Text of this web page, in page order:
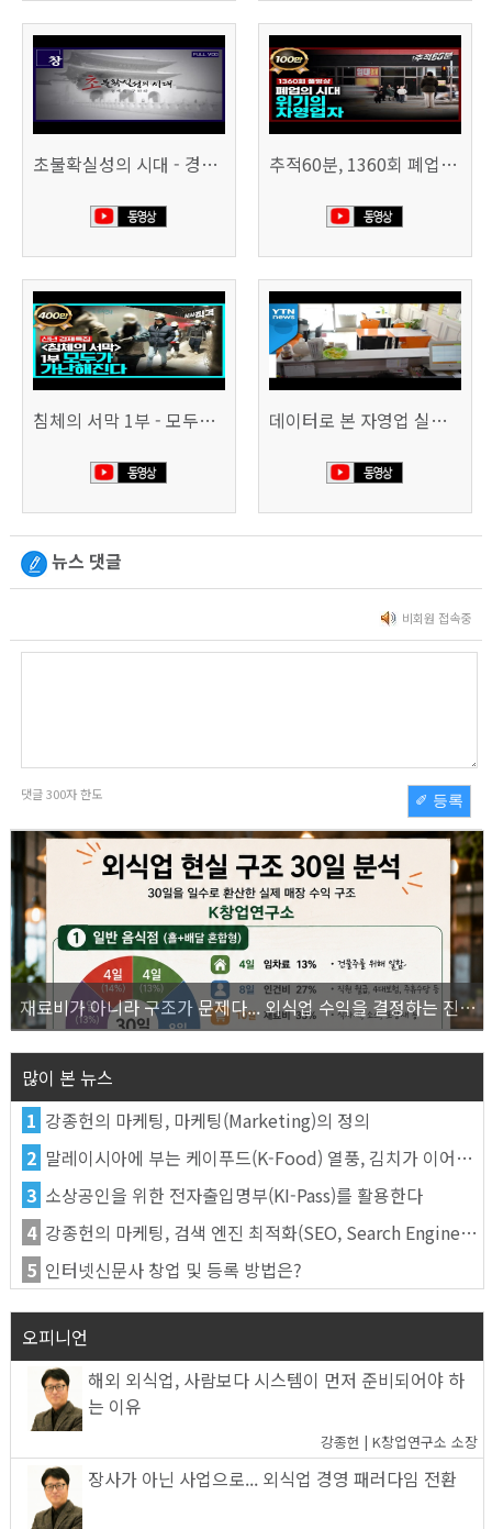
초불확실성의 시대 - 경제를 구하라 494회 (KBS 25.2.11) 추적60분, 1360회 폐업의 시대, 위기의 자영업자
침체의 서막 1부 - 모두가 가난해진다 | 시사직격 신년특집 데이터로 본 자영업 실태 - 매출 '뚝', 장수 업소도 '휘청'
뉴스 댓글
비회원 접속중
댓글300자 한도 ✐ 등록
재료비가 아니라 구조가 문제다... 외식업 수익을 결정하는 진짜 숫자의 비밀
많이 본 뉴스
1 강종헌의 마케팅, 마케팅(Marketing)의 정의
2 말레이시아에 부는 케이푸드(K-Food) 열풍, 김치가 이어간다
3 소상공인을 위한 전자출입명부(KI-Pass)를 활용한다
4 강종헌의 마케팅, 검색 엔진 최적화(SEO, Search Engine Optimization)란
5 인터넷신문사 창업 및 등록 방법은?
오피니언
해외 외식업, 사람보다 시스템이 먼저 준비되어야 하
는 이유
강종헌 | K창업연구소 소장
장사가 아닌 사업으로... 외식업 경영 패러다임 전환